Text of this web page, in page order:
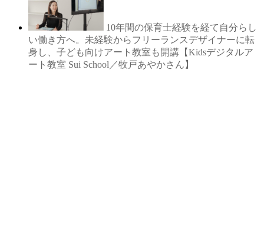
10年間の保育士経験を経て自分らし
い働き方へ。未経験からフリーランスデザイナーに転
身し、子ども向けアート教室も開講【Kidsデジタルア
ート教室 Sui School／牧戸あやかさん】